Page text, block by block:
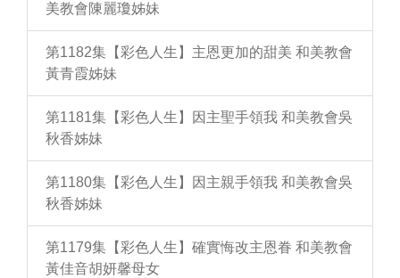
美教會陳麗瓊姊妹
第1182集【彩色人生】主恩更加的甜美 和美教會
黃青霞姊妹
第1181集【彩色人生】因主聖手領我 和美教會吳
秋香姊妹
第1180集【彩色人生】因主親手領我 和美教會吳
秋香姊妹
第1179集【彩色人生】確實悔改主恩眷 和美教會
黃佳音胡妍馨母女